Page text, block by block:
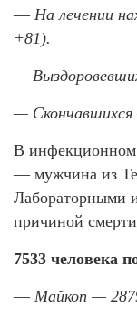
— На лечении
+81).
—
— Скончавшихся
В инфекционном
— мужчина из
Лабораторными
причиной
7533 человека
— Майкоп —